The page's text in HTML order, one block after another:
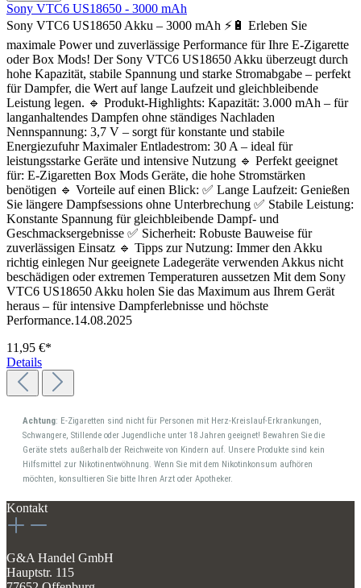
Sony VTC6 US18650 - 3000 mAh
Sony VTC6 US18650 Akku – 3000 mAh ⚡🔋 Erleben Sie
maximale Power und zuverlässige Performance für Ihre E-Zigarette
oder Box Mods! Der Sony VTC6 US18650 Akku überzeugt durch
hohe Kapazität, stabile Spannung und starke Stromabgabe – perfekt
für Dampfer, die Wert auf lange Laufzeit und gleichbleibende
Leistung legen. 🔹 Produkt-Highlights: Kapazität: 3.000 mAh – für
langanhaltendes Dampfen ohne ständiges Nachladen
Nennspannung: 3,7 V – sorgt für konstante und stabile
Energiezufuhr Maximaler Entladestrom: 30 A – ideal für
leistungsstarke Geräte und intensive Nutzung 🔹 Perfekt geeignet
für: E-Zigaretten Box Mods Geräte, die hohe Stromstärken
benötigen 🔹 Vorteile auf einen Blick: ✅ Lange Laufzeit: Genießen
Sie längere Dampfsessions ohne Unterbrechung ✅ Stabile Leistung:
Konstante Spannung für gleichbleibende Dampf- und
Geschmacksergebnisse ✅ Sicherheit: Robuste Bauweise für
zuverlässigen Einsatz 🔹 Tipps zur Nutzung: Immer den Akku
richtig einlegen Nur geeignete Ladegeräte verwenden Akkus nicht
beschädigen oder extremen Temperaturen aussetzen Mit dem Sony
VTC6 US18650 Akku holen Sie das Maximum aus Ihrem Gerät
heraus – für intensive Dampferlebnisse und höchste
Performance.14.08.2025
11,95 €*
Details
Achtung: E-Zigaretten sind nicht für Personen mit Herz-Kreislauf-Erkrankungen,
Schwangere, Stillende oder Jugendliche unter 18 Jahren geeignet! Bewahren Sie die
Geräte stets außerhalb der Reichweite von Kindern auf. Unsere Produkte sind kein
Hilfsmittel zur Nikotinentwöhnung. Wenn Sie mit dem Nikotinkonsum aufhören
möchten, konsultieren Sie bitte Ihren Arzt oder Apotheker.
Kontakt
G&A Handel GmbH
Hauptstr. 115